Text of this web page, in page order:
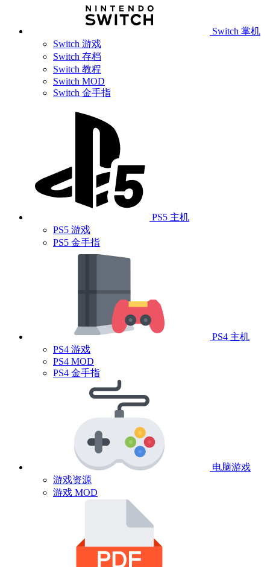
Switch 掌机
Switch 游戏
Switch 存档
Switch 教程
Switch MOD
Switch 金手指
PS5 主机
PS5 游戏
PS5 金手指
PS4 主机
PS4 游戏
PS4 MOD
PS4 金手指
电脑游戏
游戏资源
游戏 MOD